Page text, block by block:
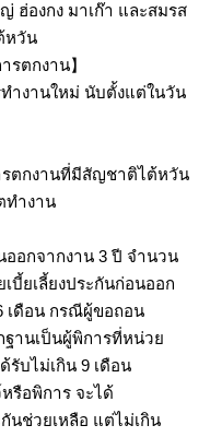
ฮ่องกง มาเก๊า และสมรส
หวัน
รตกงาน】
ำงานใหม่ นับตั้งแต่ในวัน
รตกงานที่มีสัญชาติไต้หวัน
ทำงาน
ออกจากงาน 3 ปี จำนวน
บี้ยเลี้ยงประกันก่อนออก
เดือน กรณีผู้ขอถอน
านเป็นผู้พิการที่หน่วย
รับไม่เกิน 9 เดือน
รือพิการ จะได้
นช่วยเหลือ แต่ไม่เกิน